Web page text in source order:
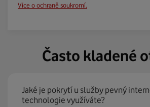
Více o ochraně soukromí.
Často kladené
Jaké je pokrytí u služby pevný
technologie využíváte?